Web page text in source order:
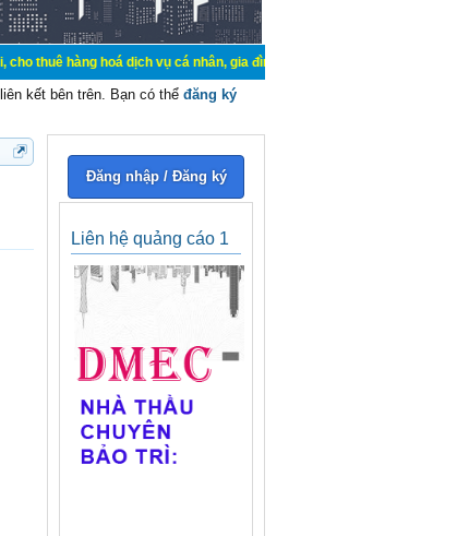
hoá dịch vụ cá nhân, gia đình. Mua bán, ký gửi, cho thuê thiết bị hệ
kết bên trên. Bạn có thể đăng ký
Đăng nhập / Đăng ký
Liên hệ quảng cáo 1